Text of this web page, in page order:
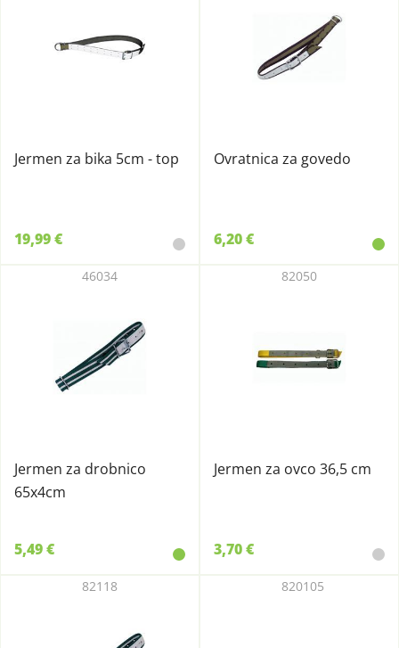
Jermen za bika 5cm - top
19,99 €
Ovratnica za govedo
6,20 €
Jermen za drobnico
65x4cm
46034
5,49 €
Jermen za ovco 36,5 cm
82050
3,70 €
82118 820105